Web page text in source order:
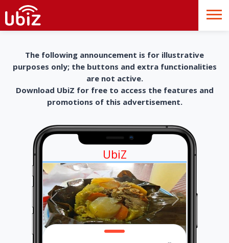
The following announcement is for illustrative
purposes only; the buttons and extra functionalities
are not active.
Download UbiZ for free to access the features and
promotions of this advertisement.
UbiZ